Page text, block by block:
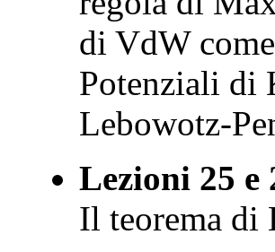
di VdW
Potenziali di
Lebowotz-
Lezioni 25 e
Il teorema di